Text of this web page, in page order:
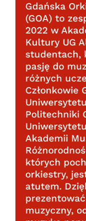
Gdańska
(GOA) to
2022 w
Kultury UG
studentach,
pasję do
różnych
Członkowie
Politechniki
Akademii
których
orkiestry,
atutem.
muzyczny,